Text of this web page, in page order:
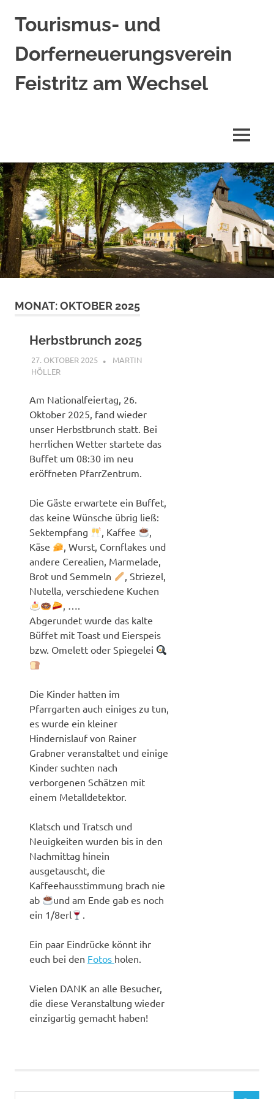
Zum
Inhalt
springen
Tourismus- und
Dorferneuerungsverein
Feistritz am Wechsel
MENÜ
MONAT:OKTOBER 2025
Herbstbrunch 2025
27. OKTOBER 2025
MARTIN
HÖLLERALLGEMEIN
Am Nationalfeiertag, 26.
Oktober 2025, fand wieder
unser Herbstbrunch statt. Bei
herrlichen Wetter startete das
Buffet um 08:30 im neu
eröffneten PfarrZentrum.
Die Gäste erwartete ein Buffet,
das keine Wünsche übrig ließ:
Sektempfang
, Kaffee
Käse
, Wurst, Cornflakes und
andere Cerealien, Marmelade,
Brot und Semmeln
, Striezel,
Nutella, verschiedene Kuchen
Abgerundet wurde das kalte
Büffet mit Toast und Eierspeis
bzw. Omelett oder Spiegelei
Die Kinder hatten im
Pfarrgarten auch einiges zu tun,
es wurde ein kleiner
Hindernislauf von Rainer
Grabner veranstaltet und einige
Kinder suchten nach
verborgenen Schätzen mit
einem Metalldetektor.
Klatsch und Tratsch und
Neuigkeiten wurden bis in den
Nachmittag hinein
ausgetauscht, die
Kaffeehausstimmung brach nie
ab
und am Ende gab es noch
ein 1/8erl
Ein paar Eindrücke könnt ihr
euch bei den Fotos holen.
Vielen DANK an alle Besucher,
die diese Veranstaltung wieder
einzigartig gemacht haben!